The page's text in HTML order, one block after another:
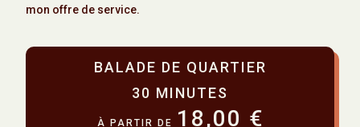
mon offre de service.
BALADE DE QUARTIER
30 MINUTES
À PARTIR DE 18,00 €